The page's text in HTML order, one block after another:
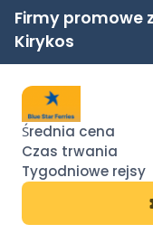
Firmy promowe
Kirykos